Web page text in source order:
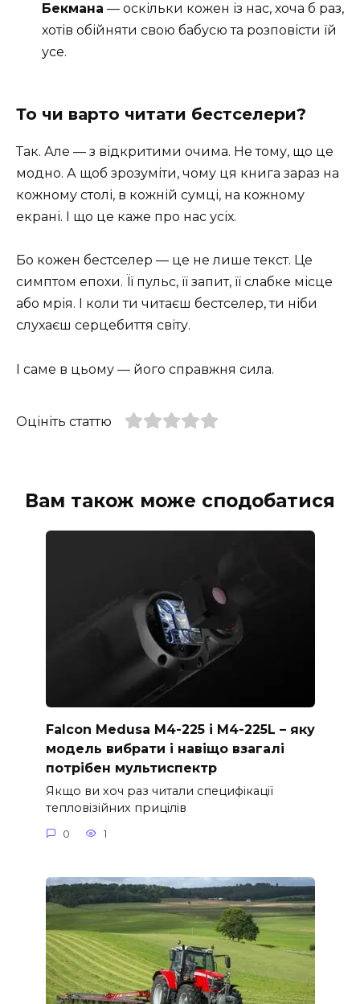
Бекмана — оскільки кожен із нас, хоча б раз,
хотів обійняти свою бабусю та розповісти їй
усе.
То чи варто читати бестселери?
Так. Але — з відкритими очима. Не тому, що це
модно. А щоб зрозуміти, чому ця книга зараз на
кожному столі, в кожній сумці, на кожному
екрані. І що це каже про нас усіх.
Бо кожен бестселер — це не лише текст. Це
симптом епохи. Її пульс, її запит, її слабке місце
або мрія. І коли ти читаєш бестселер, ти ніби
слухаєш серцебиття світу.
І саме в цьому — його справжня сила.
Оцініть статтю
Вам також може сподобатися
Falcon Medusa M4-225 і M4-225L – яку
модель вибрати і навіщо взагалі
потрібен мультиспектр
Якщо ви хоч раз читали специфікації
тепловізійних прицілів
0 1